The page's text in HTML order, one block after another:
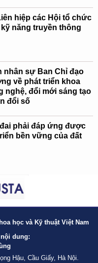
hiệp các Hội tổ chức
năng truyền thông
nhân sự Ban Chỉ đạo
về phát triển khoa
nghệ, đổi mới sáng tạo
đổi số
phải đáp ứng được
bền vững của đất
học và Kỹ thuật Việt Nam
dung:
Hậu, Cầu Giấy, Hà Nội.